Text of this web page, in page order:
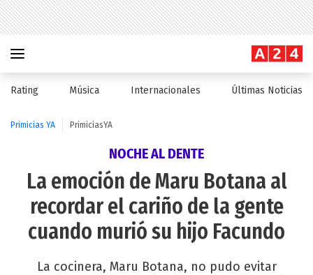
Rating Música Internacionales Últimas Noticias
Primicias YA PrimiciasYA
NOCHE AL DENTE
La emoción de Maru Botana al
recordar el cariño de la gente
cuando murió su hijo Facundo
La cocinera, Maru Botana, no pudo evitar